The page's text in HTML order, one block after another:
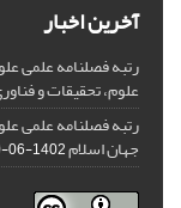
آخرین اخبار
علوم، تحقیقات و
جهان اسلام1402-06-20